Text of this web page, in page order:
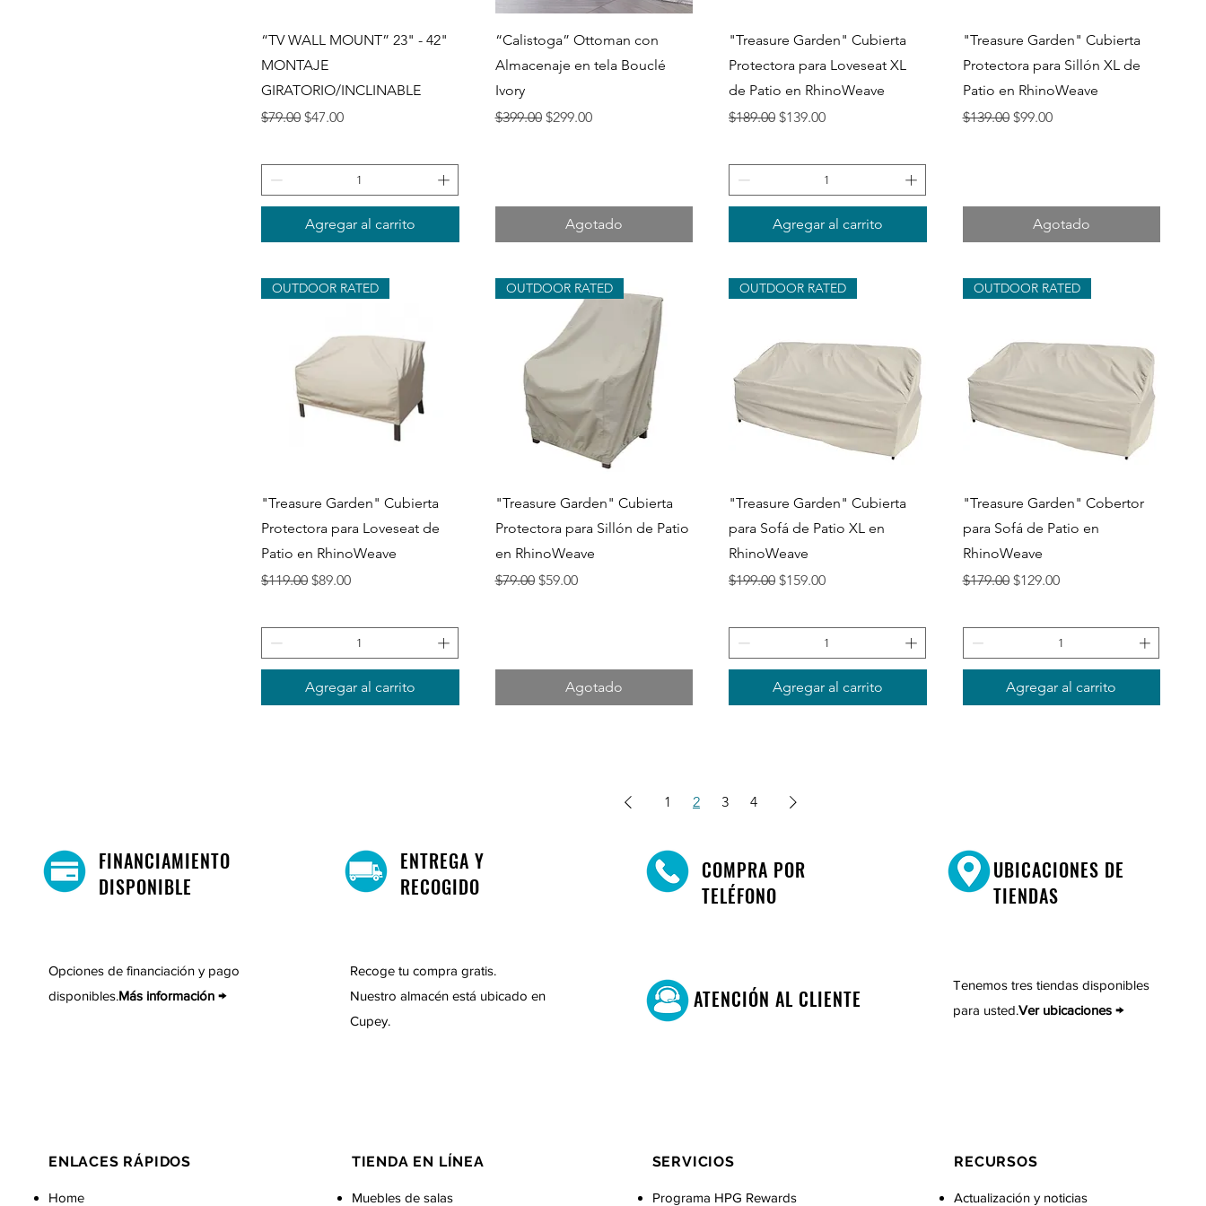
Vista rápida
“TV WALL MOUNT” 23" - 42"
MONTAJE
GIRATORIO/INCLINABLE
Precio
$79.00 Precio de oferta
$47.00
Agregar al carrito
Vista rápida
“Calistoga” Ottoman con
Almacenaje en tela Bouclé
Ivory
Precio
$399.00 Precio de oferta
$299.00
Agotado
Vista rápida
"Treasure Garden" Cubierta
Protectora para Loveseat XL
de Patio en RhinoWeave
Precio
$189.00 Precio de oferta
$139.00
Agregar al carrito
Vista rápida
"Treasure Garden" Cubierta
Protectora para Sillón XL de
Patio en RhinoWeave
Precio
$139.00 Precio de oferta
$99.00
Agotado
Vista rápida
OUTDOOR RATED
"Treasure Garden" Cubierta
Protectora para Loveseat de
Patio en RhinoWeave
Precio
$119.00 Precio de oferta
$89.00
Agregar al carrito
Vista rápida
OUTDOOR RATED
"Treasure Garden" Cubierta
Protectora para Sillón de Patio
en RhinoWeave
Precio
$79.00 Precio de oferta
$59.00
Agotado
Vista rápida
OUTDOOR RATED
"Treasure Garden" Cubierta
para Sofá de Patio XL en
RhinoWeave
Precio
$199.00 Precio de oferta
$159.00
Agregar al carrito
Vista rápida
OUTDOOR RATED
"Treasure Garden" Cobertor
para Sofá de Patio en
RhinoWeave
Precio
$179.00 Precio de oferta
$129.00
Agregar al carrito
1 2 3 4
FINANCIAMIENTO
DISPONIBLE
Opciones de financiación y pago
disponibles.Más información →
ENTREGA Y
RECOGIDO
Recoge tu compra gratis.
Nuestro almacén está ubicado en
Cupey.
COMPRA POR
TELÉFONO
ATENCIÓN AL CLIENTE
UBICACIONES DE
TIENDAS
Tenemos tres tiendas disponibles
para usted.Ver ubicaciones →
ENLACES RÁPIDOS
Home
TIENDA EN LÍNEA
Muebles de salas
SERVICIOS
Programa HPG Rewards
RECURSOS
Actualización y noticias